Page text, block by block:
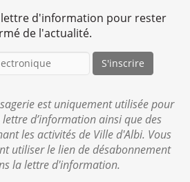
lettre d'information pour rester
de l'actualité.
S'inscrire
est uniquement utilisée pour
d’information ainsi que des
les activités de Ville d'Albi. Vous
utiliser le lien de désabonnement
la lettre d'information.